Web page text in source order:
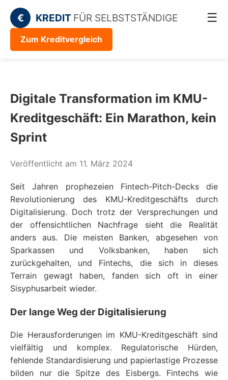
€ KREDIT FÜR SELBSTSTÄNDIGE ☰
Zum Kreditvergleich
Digitale Transformation im KMU-
Kreditgeschäft: Ein Marathon, kein
Sprint
Veröffentlicht am 11. März 2024
Seit Jahren prophezeien Fintech-Pitch-Decks die
Revolutionierung des KMU-Kreditgeschäfts durch
Digitalisierung. Doch trotz der Versprechungen und
der offensichtlichen Nachfrage sieht die Realität
anders aus. Die meisten Banken, abgesehen von
Sparkassen und Volksbanken, haben sich
zurückgehalten, und Fintechs, die sich in dieses
Terrain gewagt haben, fanden sich oft in einer
Sisyphusarbeit wieder.
Der lange Weg der Digitalisierung
Die Herausforderungen im KMU-Kreditgeschäft sind
vielfältig und komplex. Regulatorische Hürden,
fehlende Standardisierung und papierlastige Prozesse
bilden nur die Spitze des Eisbergs. Fintechs wie